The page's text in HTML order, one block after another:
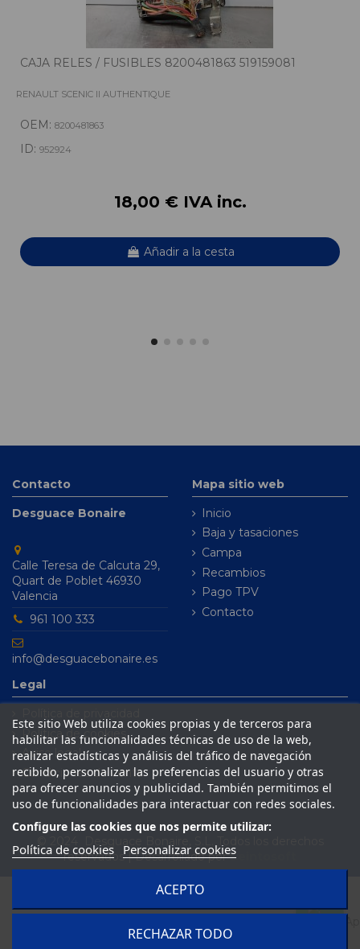
CAJA RELES / FUSIBLES 8200481863 519159081
RENAULT SCENIC II AUTHENTIQUE
OEM: 8200481863
ID: 952924
18,00 € IVA inc.
Añadir a la cesta
Contacto
Desguace Bonaire
Calle Teresa de Calcuta 29,
Quart de Poblet 46930
Valencia
961 100 333
info@desguacebonaire.es
Mapa sitio web
Inicio
Baja y tasaciones
Campa
Recambios
Pago TPV
Contacto
Legal
Política de cookies
Aviso legal
Condiciones de venta
Este sitio Web utiliza cookies propias y de terceros para
habilitar las funcionalidades técnicas de uso de la web,
realizar estadísticas y análisis del tráfico de navegación
recibido, personalizar las preferencias del usuario y otras
para ofrecer anuncios y publicidad. También permitimos el
uso de funcionalidades para interactuar con redes sociales.
Configure las cookies que nos permite utilizar:
Política de cookies Personalizar cookies
RECHAZAR TODO
ACEPTO
reservados | Desarrollado porSeintosoft